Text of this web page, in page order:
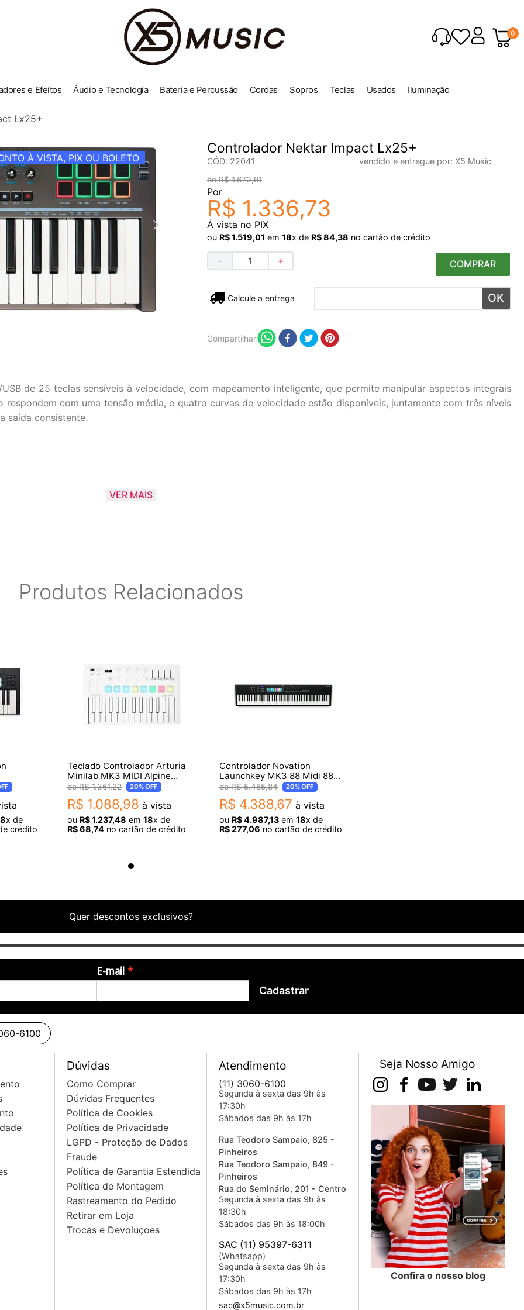
0
e Efeitos Áudio e Tecnologia Bateria e Percussão Cordas Sopros Teclas Usados Iluminação
Lx25+
À VISTA, PIX OU BOLETO
Controlador Nektar Impact Lx25+
CÓD: 22041 vendido e entregue por: X5 Music
R$ 1.670,91
Por
R$ 1.336,73
Á vista no PIX
ou R$1.519,01 em 18x de R$84,38 no cartão de crédito
＋
－ COMPRAR
Não sei meu CEP
Compartilhar
de 25 teclas sensíveis à velocidade, com mapeamento inteligente, que permite manipular aspectos integrais
respondem com uma tensão média, e quatro curvas de velocidade estão disponíveis, juntamente com três níveis
saída consistente.
Linux (Software MDI necessário)
VER MAIS
Produtos Relacionados
x de
crédito
Teclado Controlador Arturia
Minilab MK3 MIDI Alpine
White
R$ 1.361,22 20%OFF
R$ 1.088,98 à vista
ou R$1.237,48 em 18x de
R$68,74 no cartão de crédito
Controlador Novation
Launchkey MK3 88 Midi 88
Teclas
R$ 5.485,84 20%OFF
R$ 4.388,67 à vista
ou R$4.987,13 em 18x de
R$277,06 no cartão de crédito
Quer descontos exclusivos?
E-mail
Cadastrar
6100
Dúvidas
Como Comprar
Dúvidas Frequentes
Política de Cookies
Política de Privacidade
LGPD - Proteção de Dados
Fraude
Política de Garantia Estendida
Política de Montagem
Rastreamento do Pedido
Retirar em Loja
Trocas e Devoluçoes
Atendimento
(11) 3060-6100
Segunda à sexta das 9h às
17:30h
Sábados das 9h às 17h
Rua Teodoro Sampaio, 825 -
Pinheiros
Rua Teodoro Sampaio, 849 -
Pinheiros
Rua do Seminário, 201 - Centro
Segunda à sexta das 9h às
18:30h
Sábados das 9h às 18:00h
SAC (11) 95397-6311
(Whatsapp)
Segunda à sexta das 9h às
17:30h
Sábados das 9h às 17h
sac@x5music.com.br
Seja Nosso Amigo
Confira o nosso blog